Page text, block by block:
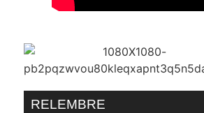
RELEMBRE